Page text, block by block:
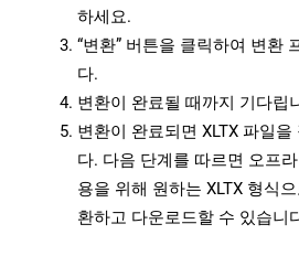
하세요.
“변환” 버튼을 클릭하여 변환
다.
변환이 완료될 때까지 기다립
변환이 완료되면 XLTX 파일
다. 다음 단계를 따르면 오프
용을 위해 원하는 XLTX 형식
환하고 다운로드할 수 있습니